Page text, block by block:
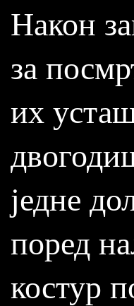
Након
за
их
једне
поред
костур